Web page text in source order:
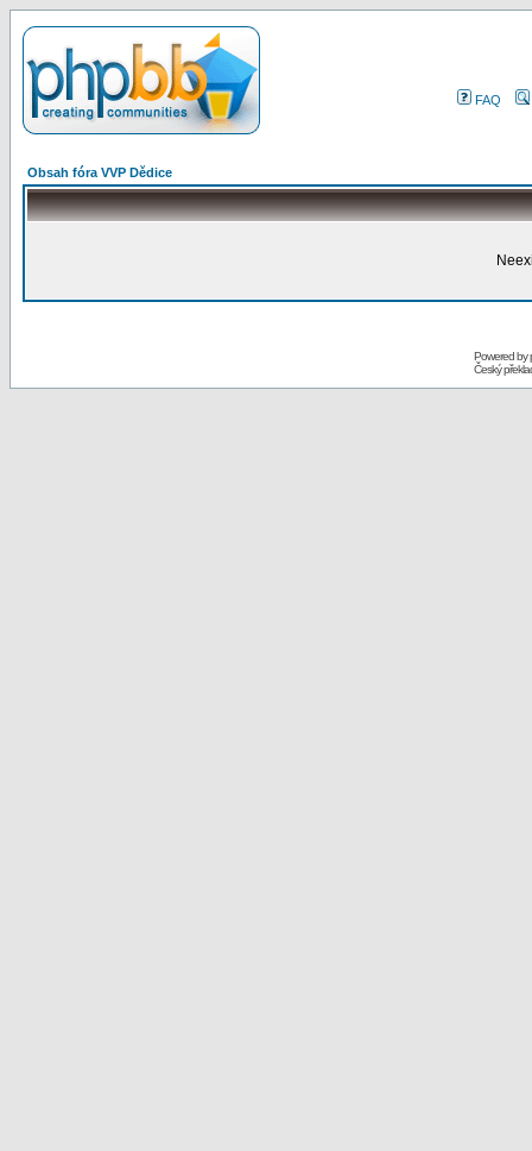
FAQ
Obsah fóra VVP Dědice
Powered by
Český